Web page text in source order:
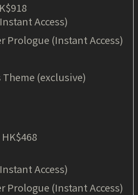
Access)
Prologue (Instant Access)
Theme (exclusive)
Access)
Prologue (Instant Access)